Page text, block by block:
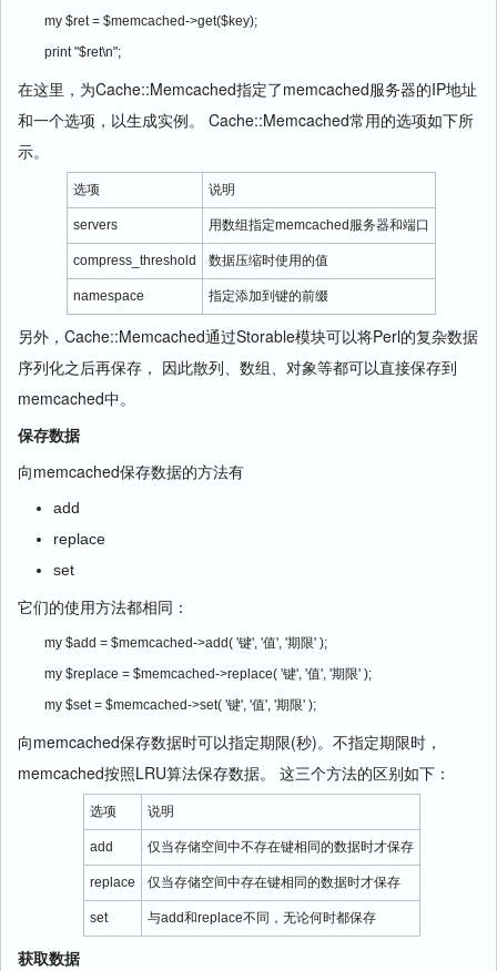
my $ret = $memcached->get($key);
print "$ret\n";
在这里，为Cache::Memcached指定了memcached服务器的IP地址
和一个选项，以生成实例。 Cache::Memcached常用的选项如下所
示。
选项 说明
servers 用数组指定memcached服务器和端口
compress_threshold 数据压缩时使用的值
namespace 指定添加到键的前缀
另外，Cache::Memcached通过Storable模块可以将Perl的复杂数据
序列化之后再保存， 因此散列、数组、对象等都可以直接保存到
memcached中。
保存数据
向memcached保存数据的方法有
add
replace
set
它们的使用方法都相同：
my $add = $memcached->add( '键', '值', '期限' );
my $replace = $memcached->replace( '键', '值', '期限' );
my $set = $memcached->set( '键', '值', '期限' );
向memcached保存数据时可以指定期限(秒)。不指定期限时，
memcached按照LRU算法保存数据。 这三个方法的区别如下：
选项 说明
add 仅当存储空间中不存在键相同的数据时才保存
replace 仅当存储空间中存在键相同的数据时才保存
set 与add和replace不同，无论何时都保存
获取数据